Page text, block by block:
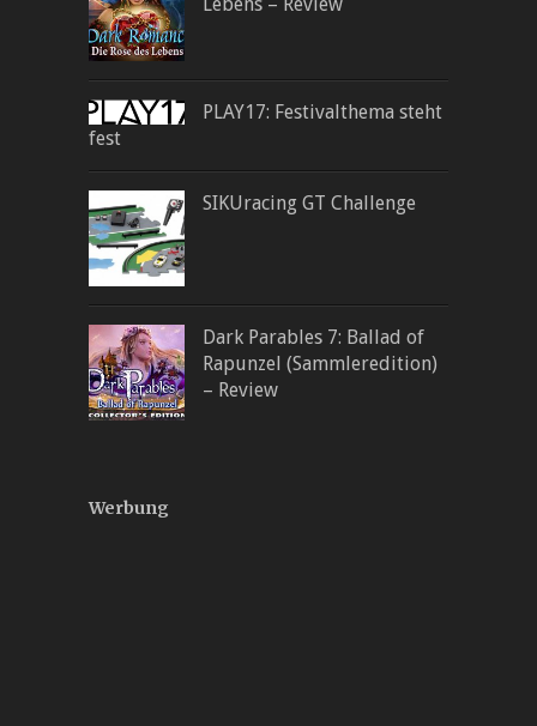
Lebens – Review
PLAY17: Festivalthema steht
fest
SIKUracing GT Challenge
Dark Parables 7: Ballad of
Rapunzel (Sammleredition)
– Review
Werbung